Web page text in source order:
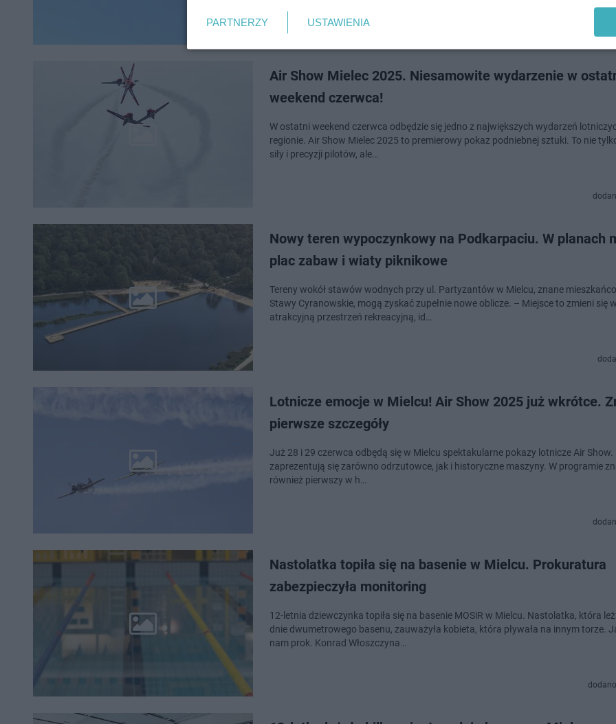
Air Show Mielec 2025. Niesamowite wydarzenie w
weekend czerwca!
W ostatni weekend czerwca odbędzie się jedno z największych wydarzeń
regionie. Air Show Mielec 2025 to premierowy pokaz podniebnej sztuki. To nie
siły i precyzji pilotów, ale…
Nowy teren wypoczynkowy na Podkarpaciu. W planach
plac zabaw i wiaty piknikowe
Tereny wokół stawów wodnych przy ul. Partyzantów w Mielcu, znane
Stawy Cyranowskie, mogą zyskać zupełnie nowe oblicze. – Miejsce to zmieni się w
atrakcyjną przestrzeń rekreacyjną, id…
Lotnicze emocje w Mielcu! Air Show 2025 już wkrótce.
pierwsze szczegóły
Już 28 i 29 czerwca odbędą się w Mielcu spektakularne pokazy lotnicze Air Show.
zaprezentują się zarówno odrzutowce, jak i historyczne maszyny. W programie
również pierwszy w h…
Nastolatka topiła się na basenie w Mielcu. Prokuratura
zabezpieczyła monitoring
12-letnia dziewczynka topiła się na basenie MOSiR w Mielcu. Nastolatka, która
dnie dwumetrowego basenu, zauważyła kobieta, która pływała na innym torze.
nam prok. Konrad Włoszczyna…
PARTNERZY USTAWIENIA